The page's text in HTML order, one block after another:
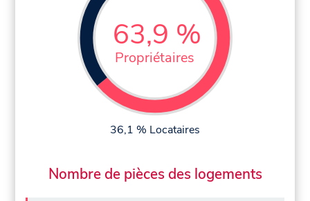
63,9 %
Propriétaires
36,1 % Locataires
Nombre de pièces des logements